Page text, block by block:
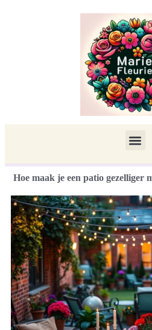
Hoe maak je een patio gezelliger